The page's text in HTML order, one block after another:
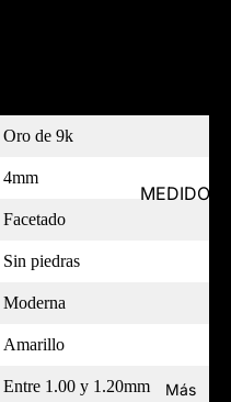
MEDIDOR
Más
Oro de 9k
4mm
Facetado
Sin piedras
Moderna
Amarillo
Entre 1.00 y 1.20mm